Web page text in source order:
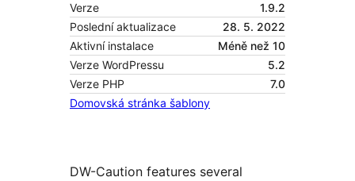
Verze
1.9.2
Poslední aktualizace
28. 5. 2022
Aktivní instalace
Méně než 10
Verze WordPressu
5.2
Verze PHP
7.0
Domovská stránka šablony
DW-Caution features several